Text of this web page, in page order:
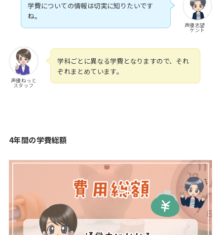
声優志望
ケント
学費についての情報は切実に知りたいです
ね。
声優ねっと
スタッフ
学科ごとに異なる学費となりますので、それ
ぞれまとめています。
4年間の学費総額